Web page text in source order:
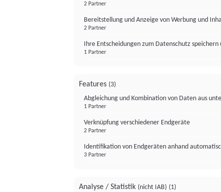
2 Partner
Bereitstellung und Anzeige von Werbung und
2 Partner
Ihre Entscheidungen zum Datenschutz
1 Partner
Features (3)
Abgleichung und Kombination von Daten aus
1 Partner
Verknüpfung verschiedener Endgeräte
2 Partner
Identifikation von Endgeräten anhand
3 Partner
Analyse / Statistik (nicht IAB) (1)